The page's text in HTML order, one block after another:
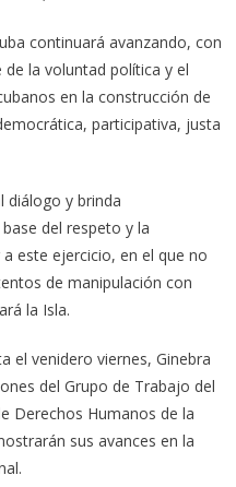
continuará avanzando, con
la voluntad política y el
en la construcción de
participativa, justa
diálogo y brinda
del respeto y la
este ejercicio, en el que no
de manipulación con
la Isla.
el venidero viernes, Ginebra
del Grupo de Trabajo del
Derechos Humanos de la
sus avances en la